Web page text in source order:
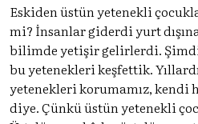
Eskiden üstün yetenekli
mi? İnsanlar giderdi yurt
bilimde yetişir gelirlerdi.
bu yetenekleri keşfettik.
yetenekleri korumamız, kendi
diye. Çünkü üstün yetenekli